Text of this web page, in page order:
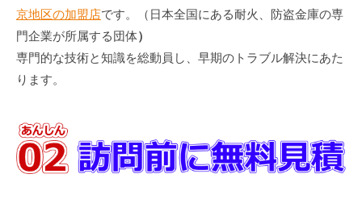
京地区の加盟店です。（日本全国にある耐火、防盗金庫の専
門企業が所属する団体）
専門的な技術と知識を総動員し、早期のトラブル解決にあた
ります。